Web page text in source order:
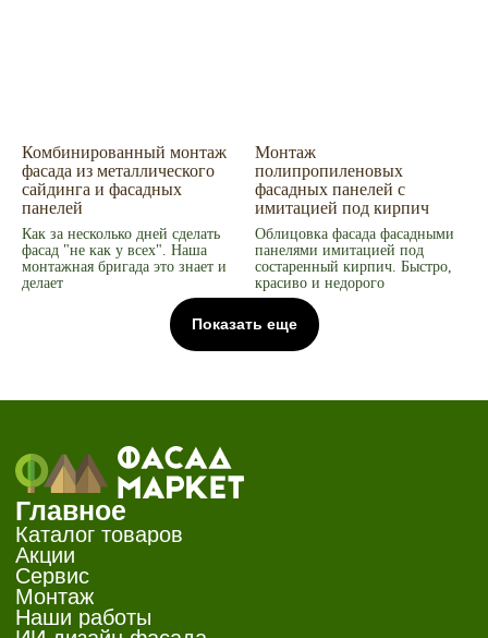
Комбинированный монтаж
фасада из металлического
сайдинга и фасадных
панелей
Как за несколько дней сделать
фасад "не как у всех". Наша
монтажная бригада это знает и
делает
Монтаж
полипропиленовых
фасадных панелей с
имитацией под кирпич
Облицовка фасада фасадными
панелями имитацией под
состаренный кирпич. Быстро,
красиво и недорого
Показать еще